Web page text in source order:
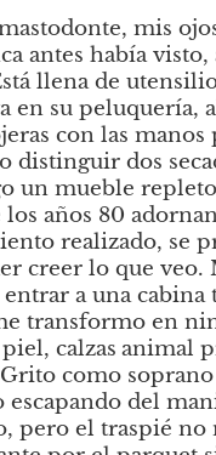
mis
antes había visto,
llena de
en su peluquería,
con las
dos
un mueble
años 80
realizado, se
creer lo que veo.
a una
transformo en
calzas animal
como
del
pero el traspié no